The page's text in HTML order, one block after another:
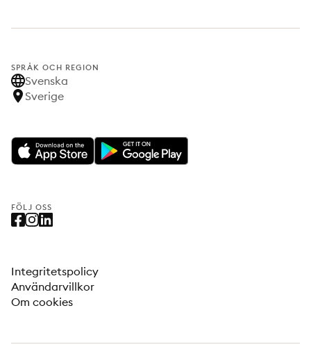
SPRÅK OCH REGION
Svenska
Sverige
FÖLJ OSS
Integritetspolicy
Användarvillkor
Om cookies